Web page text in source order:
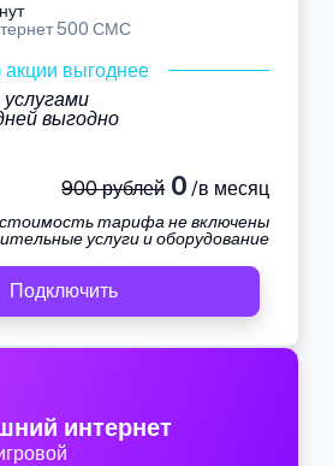
500 СМС
акции выгоднее
выгодно
900 рублей0 /в месяц
тарифа не включены
услуги и оборудование
Подключить
интернет